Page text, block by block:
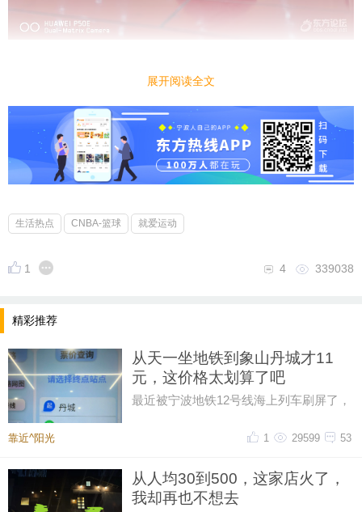
展开阅读全文
生活热点 CNBA-篮球 就爱运动
1 339038
4
精彩推荐
从天一坐地铁到象山丹城才11
元，这价格太划算了吧
最近被宁波地铁12号线海上列车刷屏了，
从天一广场坐到象山丹城是11晕
靠近^阳光 53
29599
1
从人均30到500，这家店火了，
我却再也不想去